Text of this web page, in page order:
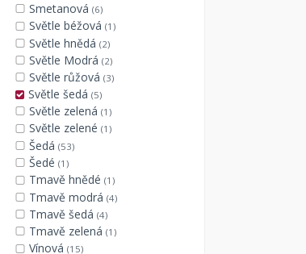
Smetanová (6)
Světle béžová (1)
Světle hnědá (2)
Světle Modrá (2)
Světle růžová (3)
Světle šedá (5)
Světle zelená (1)
Světle zelené (1)
Šedá (53)
Šedé (1)
Tmavě hnědé (1)
Tmavě modrá (4)
Tmavě šedá (4)
Tmavě zelená (1)
Vínová (15)